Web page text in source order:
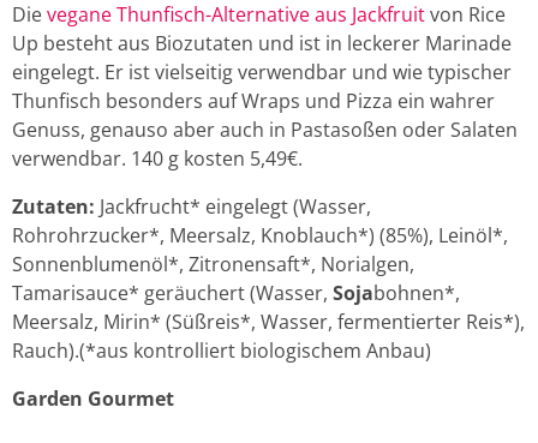
Dievegane Thunfisch-Alternative aus Jackfruitvon Rice
Up besteht aus Biozutaten und ist in leckerer Marinade
eingelegt. Er ist vielseitig verwendbar und wie typischer
Thunfisch besonders auf Wraps und Pizza ein wahrer
Genuss, genauso aber auch in Pastasoßen oder Salaten
verwendbar. 140 g kosten 5,49€.
Zutaten: Jackfrucht* eingelegt (Wasser,
Rohrohrzucker*, Meersalz, Knoblauch*) (85%), Leinöl*,
Sonnenblumenöl*, Zitronensaft*, Norialgen,
Tamarisauce* geräuchert (Wasser, Sojabohnen*,
Meersalz, Mirin* (Süßreis*, Wasser, fermentierter Reis*),
Rauch).(*aus kontrolliert biologischem Anbau)
Garden Gourmet